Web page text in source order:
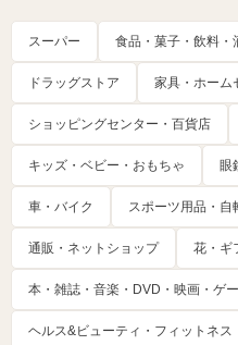
スーパー 食品・菓子・飲料・
ドラッグストア 家具・ホーム
ショッピングセンター・百貨店
キッズ・ベビー・おもちゃ 眼
車・バイク スポーツ用品・自
通販・ネットショップ 花・ギ
本・雑誌・音楽・DVD・映画・ゲ
ヘルス&ビューティ・フィットネス